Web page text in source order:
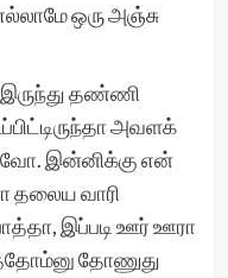
ஒரு அஞ்சு
தண்ணி
அவளக்
இன்னிக்கு என்
வாரி
இப்படி ஊர் ஊரா
தோணுது